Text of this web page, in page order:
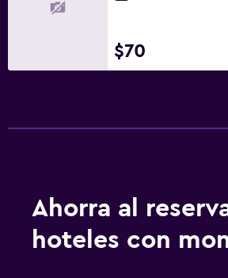
$70
Ahorra al
hoteles con